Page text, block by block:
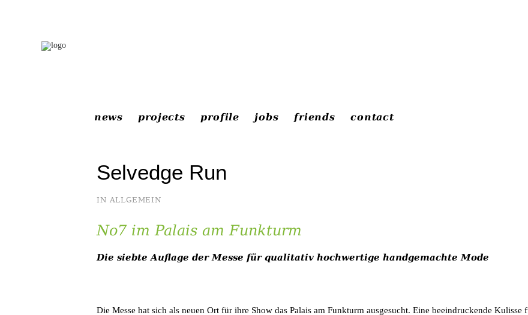
news projects profile jobs friends contact
Selvedge Run
IN ALLGEMEIN
No7 im Palais am Funkturm
Die siebte Auflage der Messe für qualitativ hochwertige handgemachte Mode
Die Messe hat sich als neuen Ort für ihre Show das Palais am Funkturm ausgesucht. Eine beeindruckende Kulisse